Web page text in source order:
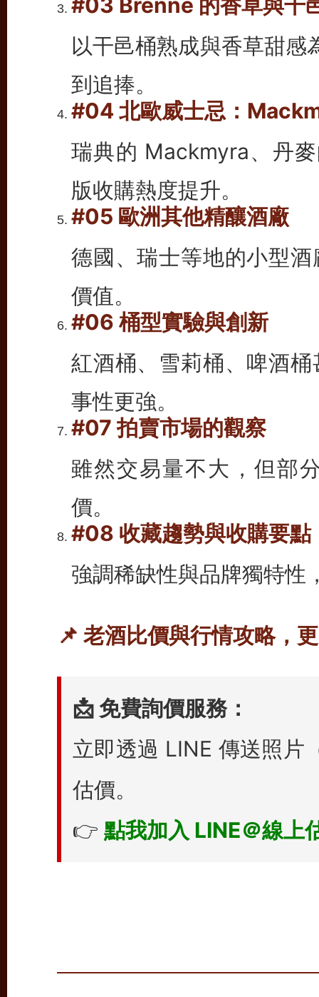
#03 Brenne 的香草與干
以干邑桶熟成與香草甜感
到追捧。
#04 北歐威士忌：
瑞典的 Mackmyra、丹
版收購熱度提升。
#05 歐洲其他精釀酒廠
德國、瑞士等地的小型
價值。
#06 桶型實驗與創新
紅酒桶、雪莉桶、啤酒
事性更強。
#07 拍賣市場的觀察
雖然交易量不大，但部
價。
#08 收藏趨勢與收購要點
強調稀缺性與品牌獨特性
📌 老酒比價與行情攻略，
📩 免費詢價服務：
立即透過 LINE 傳送照片
估價。
👉 點我加入 LINE＠線上